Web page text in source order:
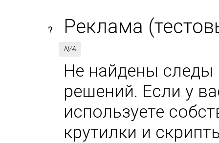
? Реклама
N/A
Не найдены следы
решений. Если у
используете
крутилки и